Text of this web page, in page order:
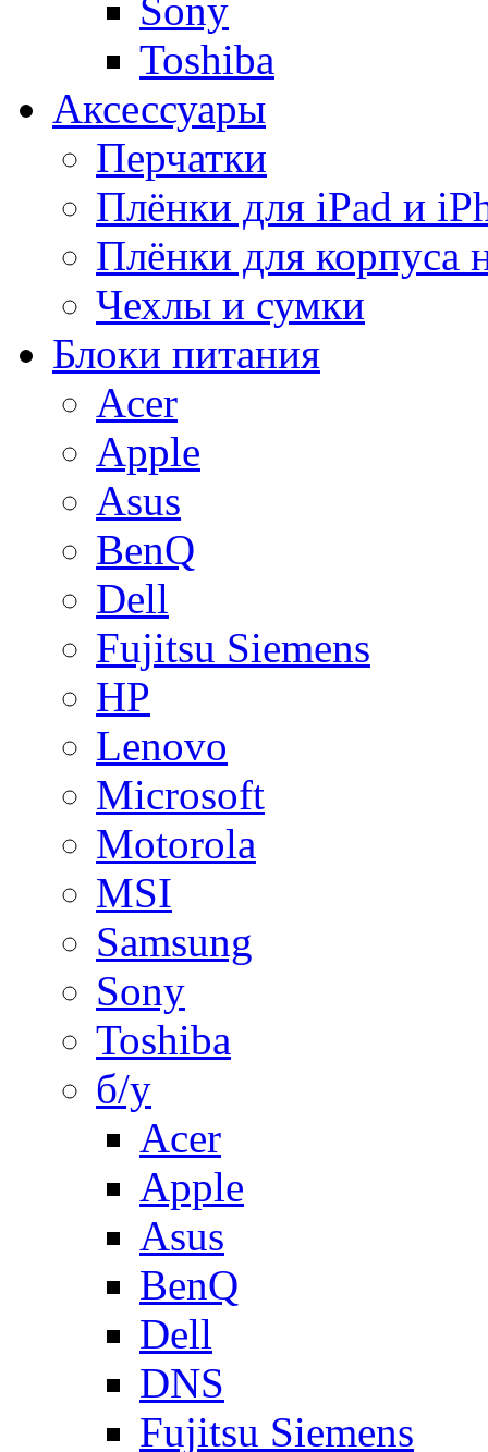
Sony
Toshiba
Аксессуары
Перчатки
Плёнки для iPad и
Плёнки для корпуса
Чехлы и сумки
Блоки питания
Acer
Apple
Asus
BenQ
Dell
Fujitsu Siemens
HP
Lenovo
Microsoft
Motorola
MSI
Samsung
Sony
Toshiba
б/у
Acer
Apple
Asus
BenQ
Dell
DNS
Fujitsu Siemens